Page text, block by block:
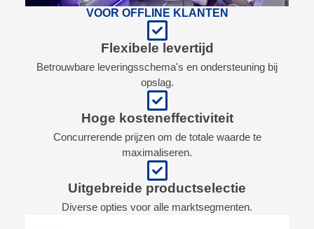
VOOR OFFLINE KLANTEN
Flexibele levertijd
Betrouwbare leveringsschema's en ondersteuning bij
opslag.
Hoge kosteneffectiviteit
Concurrerende prijzen om de totale waarde te
maximaliseren.
Uitgebreide productselectie
Diverse opties voor alle marktsegmenten.